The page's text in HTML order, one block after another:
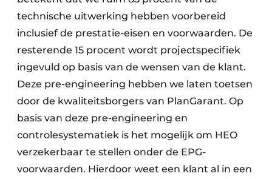
technische uitwerking hebben voorbereid
inclusief de prestatie-eisen en voorwaarden. De
resterende 15 procent wordt projectspecifiek
ingevuld op basis van de wensen van de klant.
Deze pre-engineering hebben we laten toetsen
door de kwaliteitsborgers van PlanGarant. Op
basis van deze pre-engineering en
controlesystematiek is het mogelijk om HEO
verzekerbaar te stellen onder de EPG-
voorwaarden. Hierdoor weet een klant al in een